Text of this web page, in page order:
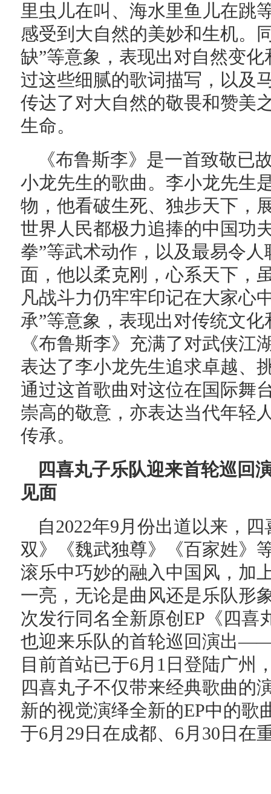
里虫儿在叫、海水里鱼儿在跳
感受到大自然的美妙和生机。
缺”等意象，表现出对自然变
过这些细腻的歌词描写，以及
传达了对大自然的敬畏和赞美
生命。
《布鲁斯李》是一首致敬已
小龙先生的歌曲。李小龙先生
物，他看破生死、独步天下，
世界人民都极力追捧的中国功
拳”等武术动作，以及最易令
面，他以柔克刚，心系天下，
凡战斗力仍牢牢印记在大家心
承”等意象，表现出对传统文
《布鲁斯李》充满了对武侠
表达了李小龙先生追求卓越、
通过这首歌曲对这位在国际舞
崇高的敬意，亦表达当代年轻
传承。
四喜丸子乐队迎来首轮巡回
见面
自2022年9月份出道以来，
双》《魏武独尊》《百家姓》
滚乐中巧妙的融入中国风，加
一亮，无论是曲风还是乐队形
次发行同名全新原创EP《四喜
也迎来乐队的首轮巡回演出
目前首站已于6月1日登陆广州
四喜丸子不仅带来经典歌曲的
新的视觉演绎全新的EP中的歌
于6月29日在成都、6月30日在